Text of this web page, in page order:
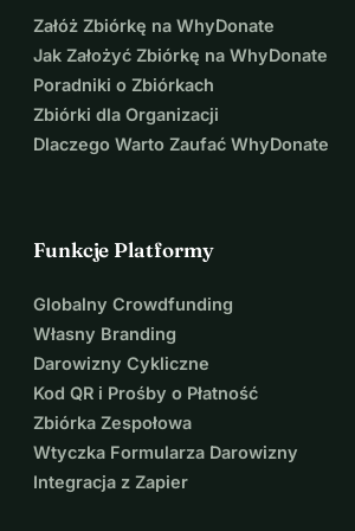
Dziękujemy wszystkim za wsparcie.
Załóż Zbiórkę na WhyDonate
Jak Założyć Zbiórkę na WhyDonate
Poradniki o Zbiórkach
Zbiórki dla Organizacji
Dlaczego Warto Zaufać WhyDonate
Funkcje Platformy
Globalny Crowdfunding
Własny Branding
Darowizny Cykliczne
Kod QR i Prośby o Płatność
Zbiórka Zespołowa
Wtyczka Formularza Darowizny
Integracja z Zapier